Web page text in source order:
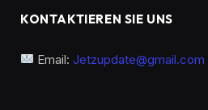
KONTAKTIEREN SIE UNS
Email:Jetzupdate@gmail.com